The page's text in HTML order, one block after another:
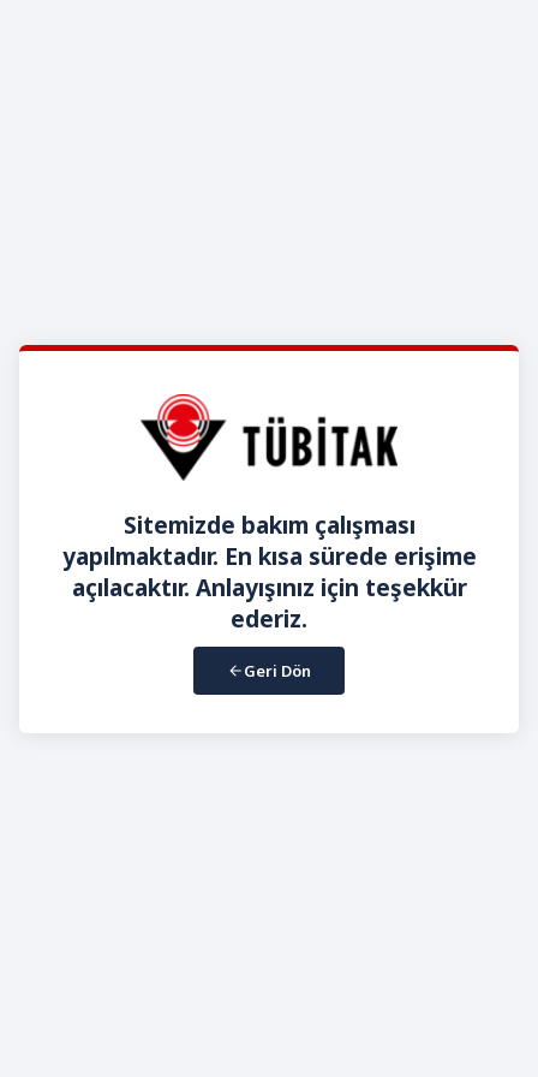
Sitemizde bakım çalışması
yapılmaktadır. En kısa sürede erişime
açılacaktır. Anlayışınız için teşekkür
ederiz.
Geri Dön